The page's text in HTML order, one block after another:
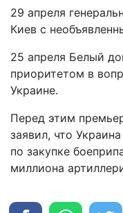
29 апреля
Киев с
25 апреля Белый
приоритетом в
Украине.
Перед этим
заявил, что
по закупке
миллиона